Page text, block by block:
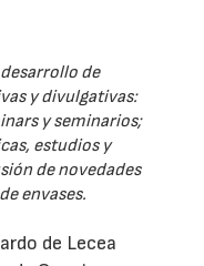
de
y divulgativas:
y seminarios;
estudios y
de novedades
envases.
de Lecea